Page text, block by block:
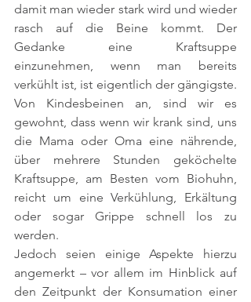
damit man wieder stark wird und wieder
rasch auf die Beine kommt. Der
Gedanke eine Kraftsuppe
einzunehmen, wenn man bereits
verkühlt ist, ist eigentlich der gängigste.
Von Kindesbeinen an, sind wir es
gewohnt, dass wenn wir krank sind, uns
die Mama oder Oma eine nährende,
über mehrere Stunden geköchelte
Kraftsuppe, am Besten vom Biohuhn,
reicht um eine Verkühlung, Erkältung
oder sogar Grippe schnell los zu
werden.
Jedoch seien einige Aspekte hierzu
angemerkt – vor allem im Hinblick auf
den Zeitpunkt der Konsumation einer